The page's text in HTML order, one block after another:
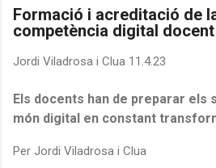
Formació i acreditació de
competència digital docent
Jordi Viladrosa i Clua 11.4.23
Els docents han de preparar els
món digital en constant
Per Jordi Viladrosa i Clua